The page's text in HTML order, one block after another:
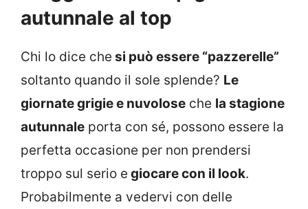
autunnale al top
Chi lo dice che si può essere “pazzerelle”
soltanto quando il sole splende? Le
giornate grigie e nuvolose che la stagione
autunnale porta con sé, possono essere la
perfetta occasione per non prendersi
troppo sul serio e giocare con il look.
Probabilmente a vedervi con delle